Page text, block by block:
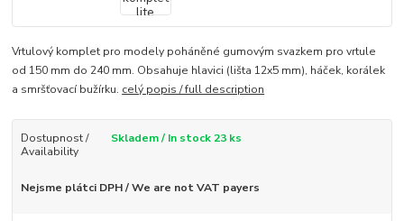
Vrtulový komplet pro modely poháněné gumovým svazkem pro vrtule
od 150 mm do 240 mm. Obsahuje hlavici (lišta 12x5 mm), háček, korálek
a smršťovací bužírku. celý popis / full description
Dostupnost /
Availability
Skladem / In stock 23 ks
Nejsme plátci DPH / We are not VAT payers